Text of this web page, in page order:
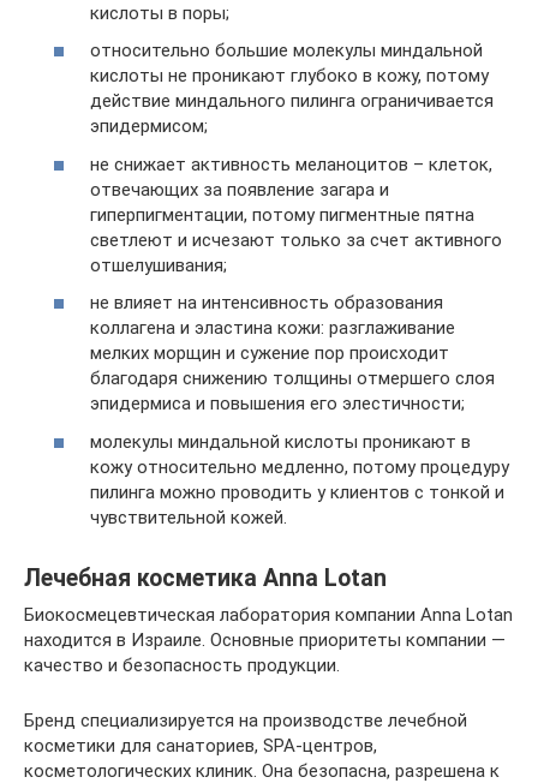
кислоты в поры;
относительно большие молекулы миндальной
кислоты не проникают глубоко в кожу, потому
действие миндального пилинга ограничивается
эпидермисом;
не снижает активность меланоцитов – клеток,
отвечающих за появление загара и
гиперпигментации, потому пигментные пятна
светлеют и исчезают только за счет активного
отшелушивания;
не влияет на интенсивность образования
коллагена и эластина кожи: разглаживание
мелких морщин и сужение пор происходит
благодаря снижению толщины отмершего слоя
эпидермиса и повышения его элестичности;
молекулы миндальной кислоты проникают в
кожу относительно медленно, потому процедуру
пилинга можно проводить у клиентов с тонкой и
чувствительной кожей.
Лечебная косметика Anna Lotan
Биокосмецевтическая лаборатория компании Anna Lotan
находится в Израиле. Основные приоритеты компании —
качество и безопасность продукции.
Бренд специализируется на производстве лечебной
косметики для санаториев, SPA-центров,
косметологических клиник. Она безопасна, разрешена к